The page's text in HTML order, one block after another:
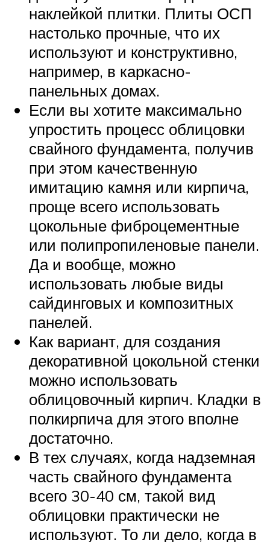
наклейкой плитки. Плиты ОСП
настолько прочные, что их
используют и конструктивно,
например, в каркасно-
панельных домах.
Если вы хотите максимально
упростить процесс облицовки
свайного фундамента, получив
при этом качественную
имитацию камня или кирпича,
проще всего использовать
цокольные фиброцементные
или полипропиленовые панели.
Да и вообще, можно
использовать любые виды
сайдинговых и композитных
панелей.
Как вариант, для создания
декоративной цокольной стенки
можно использовать
облицовочный кирпич. Кладки в
полкирпича для этого вполне
достаточно.
В тех случаях, когда надземная
часть свайного фундамента
всего 30-40 см, такой вид
облицовки практически не
используют. То ли дело, когда в